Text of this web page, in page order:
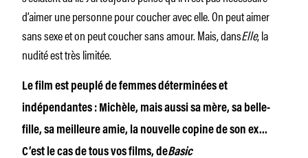
d’aimer une personne pour coucher avec elle. On peut aimer
sans sexe et on peut coucher sans amour. Mais, dansElle, la
nudité est très limitée.
Le film est peuplé de femmes déterminées et
indépendantes : Michèle, mais aussi sa mère, sa belle-
fille, sa meilleure amie, la nouvelle copine de son ex…
C’est le cas de tous vos films, deBasic